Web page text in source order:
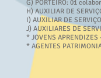
G) PORTEIRO: 01
H) AUXILIAR DE
I) AUXILIAR DE
J) AUXILIARES DE
* JOVENS
* AGENTES